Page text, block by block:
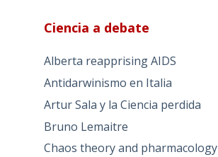
Ciencia a debate
Alberta reapprising AIDS
Antidarwinismo en Italia
Artur Sala y la Ciencia perdida
Bruno Lemaitre
Chaos theory and pharmacology